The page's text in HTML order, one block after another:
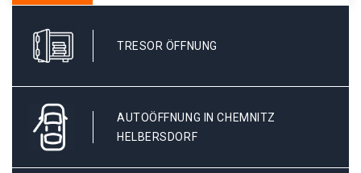
TRESOR ÖFFNUNG
AUTOÖFFNUNG IN CHEMNITZ
HELBERSDORF